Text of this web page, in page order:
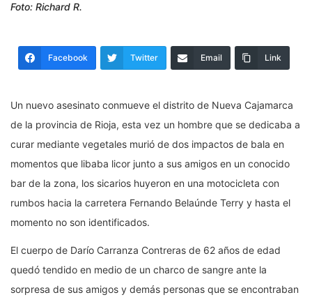
Foto: Richard R.
Facebook Twitter Email Link
Un nuevo asesinato conmueve el distrito de Nueva Cajamarca
de la provincia de Rioja, esta vez un hombre que se dedicaba a
curar mediante vegetales murió de dos impactos de bala en
momentos que libaba licor junto a sus amigos en un conocido
bar de la zona, los sicarios huyeron en una motocicleta con
rumbos hacia la carretera Fernando Belaúnde Terry y hasta el
momento no son identificados.
El cuerpo de Darío Carranza Contreras de 62 años de edad
quedó tendido en medio de un charco de sangre ante la
sorpresa de sus amigos y demás personas que se encontraban